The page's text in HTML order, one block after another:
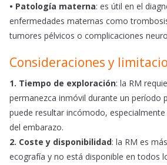
• Patología materna: es útil en el
enfermedades maternas como
tumores pélvicos o complicaciones
Consideraciones y
1. Tiempo de exploración: la RM
permanezca inmóvil durante un período
puede resultar incómodo,
del embarazo.
2. Coste y disponibilidad: la RM es
ecografía y no está disponible en todos